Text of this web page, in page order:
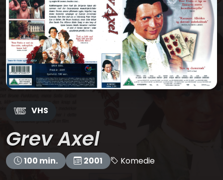
VHS
Grev Axel
100 min. 2001 Komedie